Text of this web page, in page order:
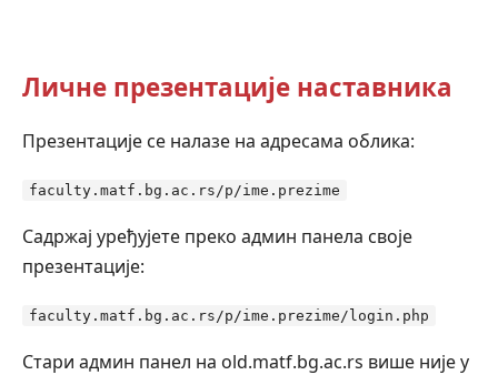
Личне презентације наставника
Презентације се налазе на адресама облика:
faculty.matf.bg.ac.rs/p/ime.prezime
Садржај уређујете преко админ панела своје
презентације:
faculty.matf.bg.ac.rs/p/ime.prezime/login.php
Стари админ панел на old.matf.bg.ac.rs више није у